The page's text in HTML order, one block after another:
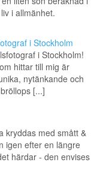
i allmänhet.
i Stockholm
i Stockholm!
hittar till mig är
nytänkande och
[...]
kryddas med smått &
igen efter en längre
härdar - den envises